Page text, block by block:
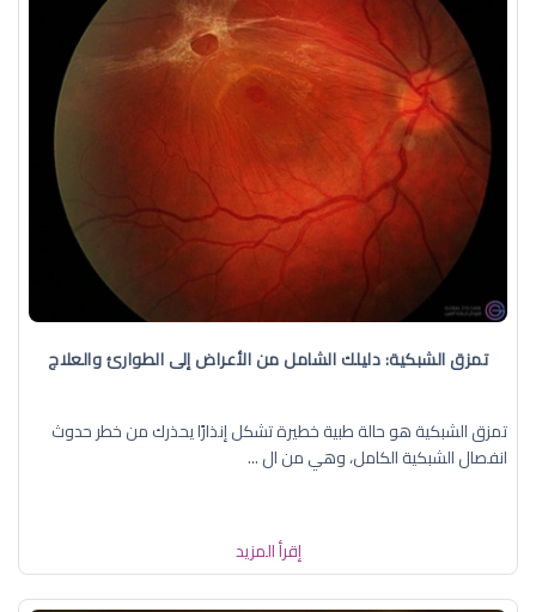
تمزق الشبكية: دليلك الشامل من الأعراض إلى الطوارئ والعلاج
تمزق الشبكية هو حالة طبية خطيرة تشكل إنذارًا يحذرك من خطر حدوث
انفصال الشبكية الكامل، وهي من ال ...
إقرأ المزيد